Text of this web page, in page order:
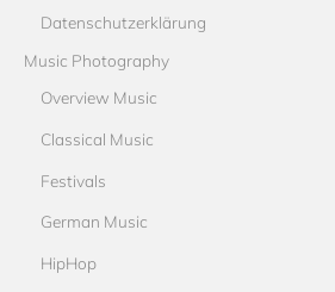
Datenschutzerklärung
Music Photography
Overview Music
Classical Music
Festivals
German Music
HipHop